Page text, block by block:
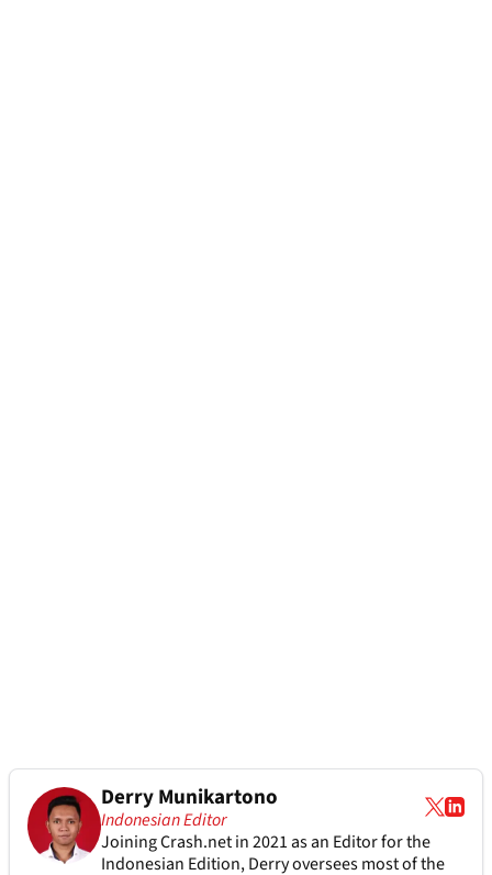
Derry Munikartono
Indonesian Editor
Joining Crash.net in 2021 as an Editor for the
Indonesian Edition, Derry oversees most of the